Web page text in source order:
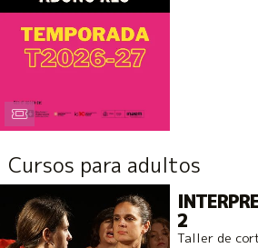
Cursos para adultos
2
Taller de